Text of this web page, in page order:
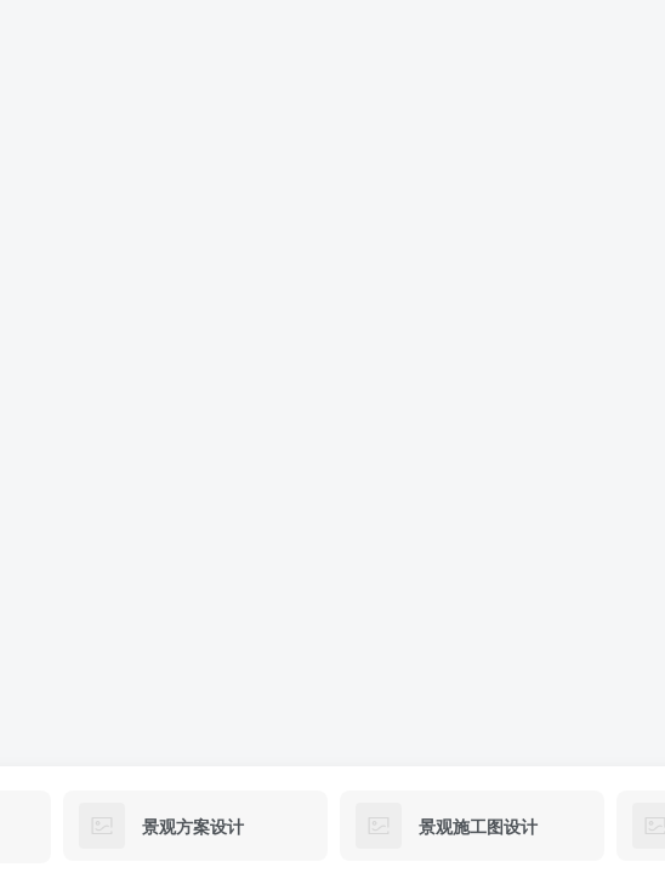
景观方案设计 景观施工图设计